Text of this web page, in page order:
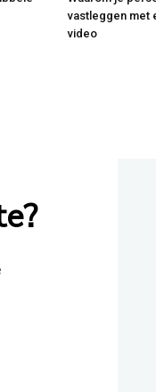
vastleggen met
video